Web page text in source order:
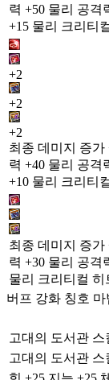
력 +50 물리 공격
+15 물리 크리티
+2
+2
+2
최종 데미지 증가
력 +40 물리 공격
+10 물리 크리티
최종 데미지 증가
력 +30 물리 공격
물리 크리티컬 히
버프 강화 칭호 마
고대의 도서관 스
고대의 도서관 스